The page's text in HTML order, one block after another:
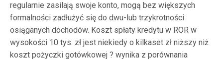
regularnie zasilają swoje konto, mogą bez większych
formalności zadłużyć się do dwu-lub trzykrotności
osiąganych dochodów. Koszt spłaty kredytu w ROR w
wysokości 10 tys. zł jest niekiedy o kilkaset zł niższy niż
koszt pożyczki gotówkowej ? wynika z porównania